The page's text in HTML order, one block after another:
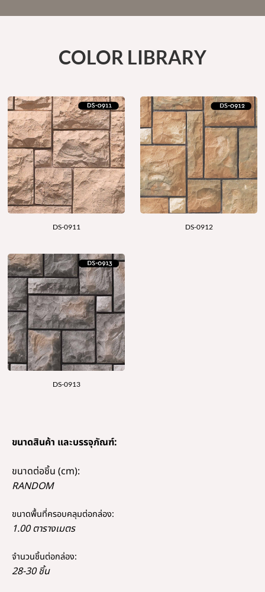
COLOR LIBRARY
DS-0911 DS-0912
DS-0913
ขนาดสินค้า และบรรจุภัณฑ์:
ขนาดต่อชิ้น (cm):
RANDOM
ขนาดพื้นที่ครอบคลุมต่อกล่อง:
1.00 ตารางเมตร
จำนวนชิ้นต่อกล่อง:
28-30 ชิ้น